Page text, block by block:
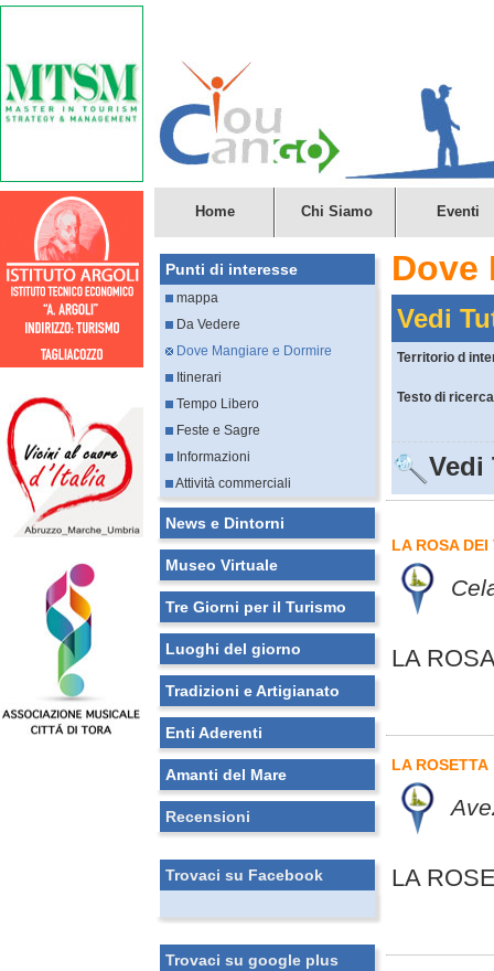
Home Chi Siamo Eventi
Punti di interesse
mappa
Da Vedere
Dove Mangiare e Dormire
Itinerari
Tempo Libero
Feste e Sagre
Informazioni
Attività commerciali
News e Dintorni
Museo Virtuale
Tre Giorni per il Turismo
Luoghi del giorno
Tradizioni e Artigianato
Enti Aderenti
Amanti del Mare
Recensioni
Trovaci su Facebook
Trovaci su google plus
Dove
Vedi
Territorio d
Testo di
Vedi
LA ROSA DEI
LA
LA ROSETTA
LA